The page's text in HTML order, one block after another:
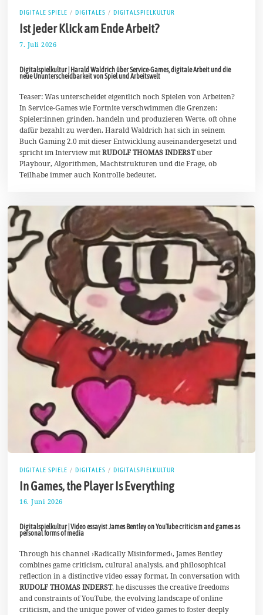
DIGITALE SPIELE / DIGITALES / DIGITALSPIELKULTUR
Ist jeder Klick am Ende Arbeit?
7. Juli 2026
J
u
i
2
2
6
Digitalspielkultur | Harald Waldrich über Service-Games, digitale Arbeit und die
neue Ununterscheidbarkeit von Spiel und Arbeitswelt
Teaser: Was unterscheidet eigentlich noch Spielen von Arbeiten?
In Service-Games wie Fortnite verschwimmen die Grenzen:
Spieler:innen grinden, handeln und produzieren Werte, oft ohne
dafür bezahlt zu werden. Harald Waldrich hat sich in seinem
Buch Gaming 2.0 mit dieser Entwicklung auseinandergesetzt und
spricht im Interview mitRUDOLF THOMAS INDERSTüber
Playbour, Algorithmen, Machtstrukturen und die Frage, ob
Teilhabe immer auch Kontrolle bedeutet.
DIGITALE SPIELE / DIGITALES / DIGITALSPIELKULTUR
In Games, the Player Is Everything
16. Juni 2026
J
u
i
2
2
6
Digitalspielkultur | Video essayist James Bentley on YouTube criticism and games as
personal forms of media
Through his channel ›Radically Misinformed‹, James Bentley
combines game criticism, cultural analysis, and philosophical
reflection in a distinctive video essay format. In conversation with
RUDOLF THOMAS INDERST, he discusses the creative freedoms
and constraints of YouTube, the evolving landscape of online
criticism, and the unique power of video games to foster deeply